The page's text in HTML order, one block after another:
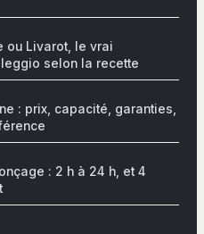
ou Livarot, le vrai
selon la recette
: prix, capacité, garanties,
: 2 h à 24 h, et 4